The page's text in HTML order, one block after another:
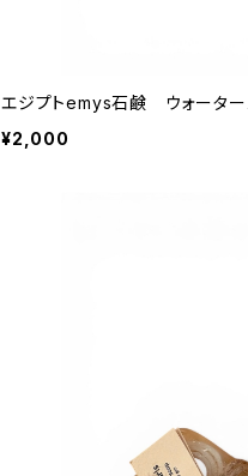
エジプトemys石鹸 ウォーター
¥2,000